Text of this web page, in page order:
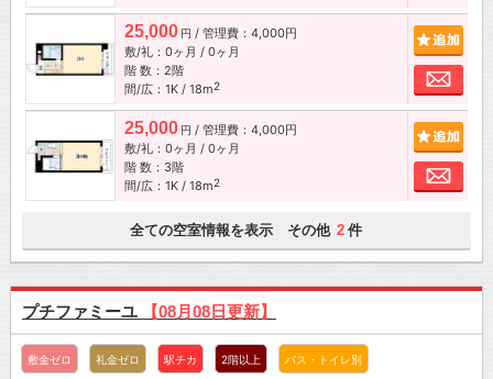
25,000 円 / 管理費：4,000円
敷/礼：0ヶ月 / 0ヶ月
階 数：2階
間/広：1K / 18m2
お
25,000 円 / 管理費：4,000円
敷/礼：0ヶ月 / 0ヶ月
階 数：3階
間/広：1K / 18m2
お
全ての空室情報を表示 その他 2 件
プチファミーユ 【08月08日更新】
敷金ゼロ 礼金ゼロ 駅チカ 2階以上 バス・トイレ別